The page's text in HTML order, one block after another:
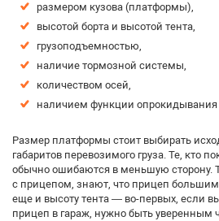
размером кузова (платформы),
высотой борта и высотой тента,
грузоподъемностью,
наличие тормозной системы,
количеством осей,
наличием функции опрокидывания
Размер платформы стоит выбирать
габаритов перевозимого груза. Те, кто
обычно ошибаются в меньшую сторону.
с прицепом, знают, что прицеп
еще и высоту тента — во-первых, если
прицеп в гараж, нужно быть уверенным